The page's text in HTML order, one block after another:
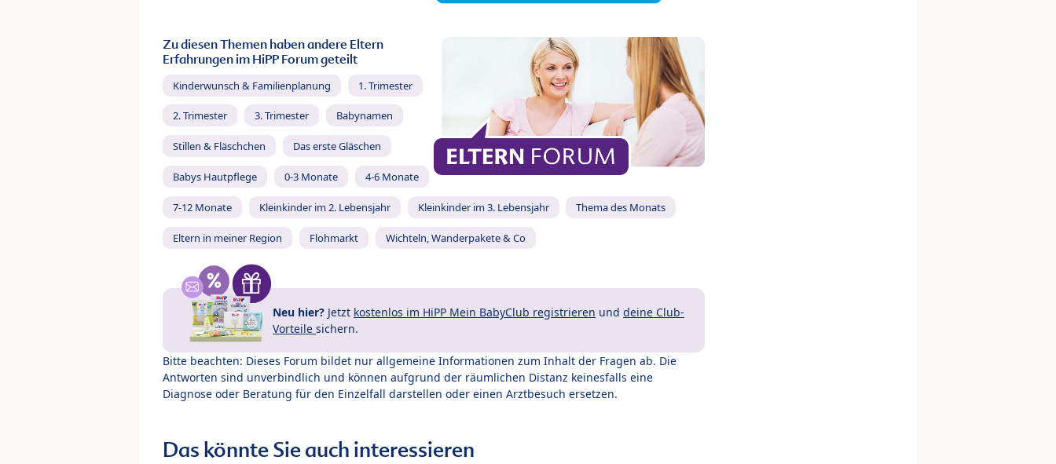
Zu diesen Themen haben andere Eltern
Erfahrungen im HiPP Forum geteilt
Kinderwunsch & Familienplanung 1. Trimester
2. Trimester 3. Trimester Babynamen
Stillen & Fläschchen Das erste Gläschen
Babys Hautpflege 0-3 Monate 4-6 Monate
7-12 Monate Kleinkinder im 2. Lebensjahr Kleinkinder im 3. Lebensjahr Thema des Monats
Eltern in meiner Region Flohmarkt Wichteln, Wanderpakete & Co
Neu hier? Jetzt kostenlos im HiPP Mein BabyClub registrieren und deine Club-
Vorteile sichern.
Bitte beachten: Dieses Forum bildet nur allgemeine Informationen zum Inhalt der Fragen ab. Die
Antworten sind unverbindlich und können aufgrund der räumlichen Distanz keinesfalls eine
Diagnose oder Beratung für den Einzelfall darstellen oder einen Arztbesuch ersetzen.
Das könnte Sie auch interessieren